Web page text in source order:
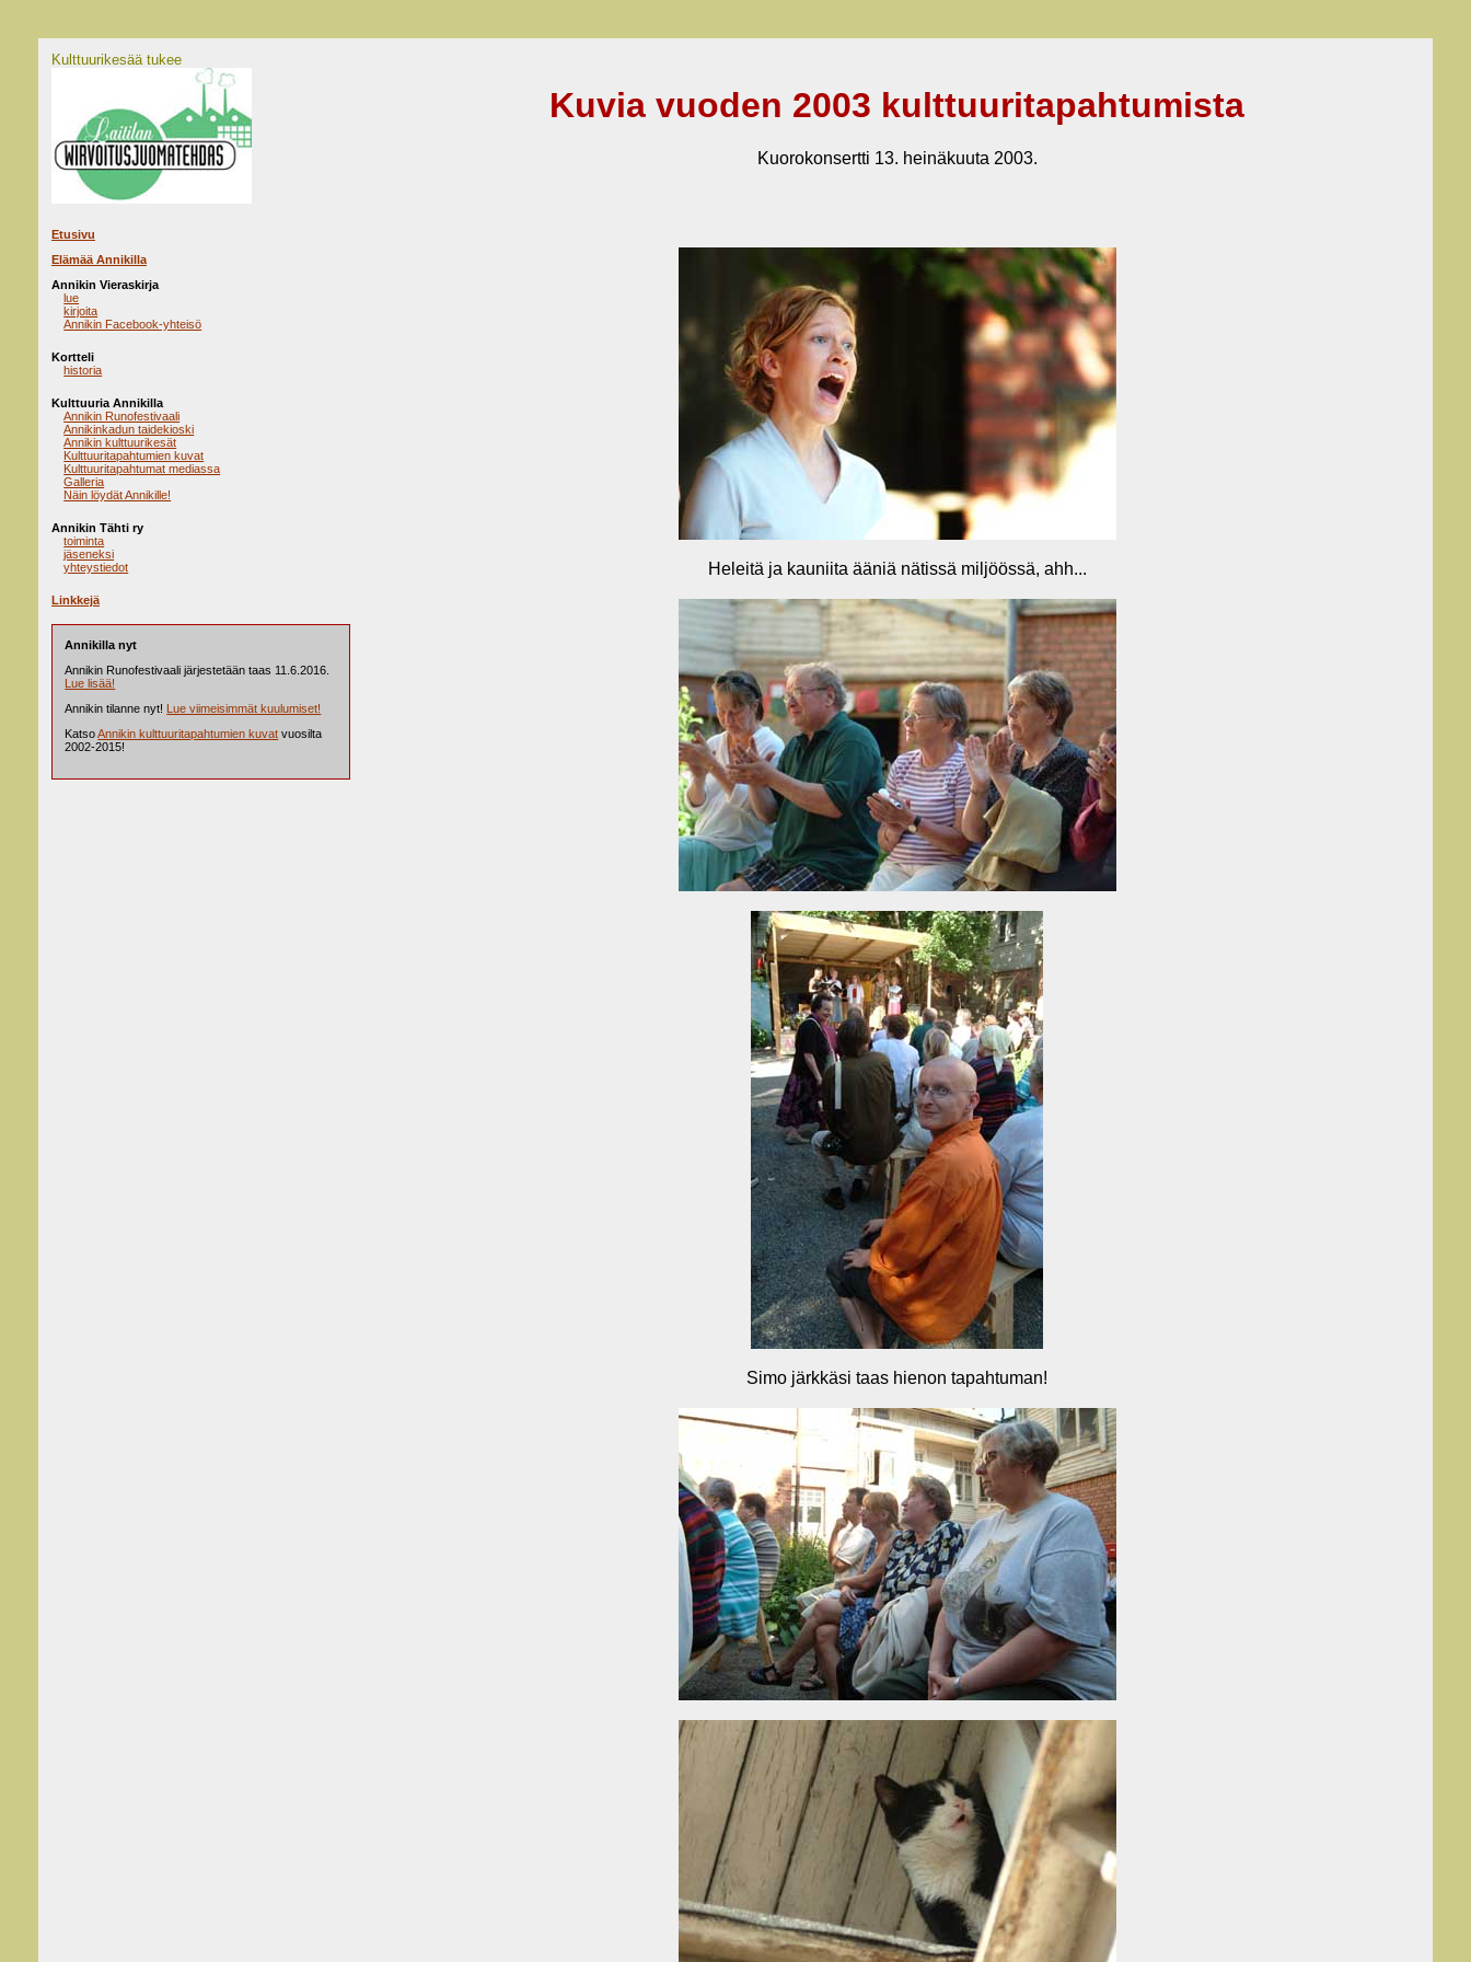
Kulttuurikesää tukee
Kuvia vuoden 2003 kulttuuritapahtumista
Kuorokonsertti 13. heinäkuuta 2003.
Etusivu
Elämää Annikilla
Annikin Vieraskirja
lue
kirjoita
Annikin Facebook-yhteisö
Kortteli
historia
Kulttuuria Annikilla
Annikin Runofestivaali
Annikinkadun taidekioski
Annikin kulttuurikesät
Kulttuuritapahtumien kuvat
Kulttuuritapahtumat mediassa
Galleria
Näin löydät Annikille!
Annikin Tähti ry
toiminta
jäseneksi
yhteystiedot
Linkkejä
Annikilla nyt
Annikin Runofestivaali järjestetään taas 11.6.2016.
Lue lisää!
Annikin tilanne nyt! Lue viimeisimmät kuulumiset!
KatsoAnnikin kulttuuritapahtumien kuvat vuosilta
2002-2015!
Heleitä ja kauniita ääniä nätissä miljöössä, ahh...
Simo järkkäsi taas hienon tapahtuman!